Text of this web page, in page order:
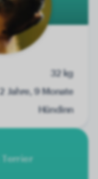
32 kg
2 Jahre, 9 Monate
Hündinn